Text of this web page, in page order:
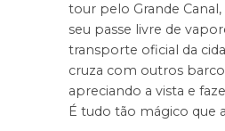
tour pelo Grande
seu passe livre de
transporte oficial da
cruza com outros
apreciando a vista e
É tudo tão mágico que